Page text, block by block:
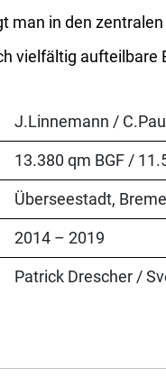
man in den
vielfältig aufteilbare
J.Linnemann /
13.380 qm BGF /
Überseestadt,
2014 – 2019
Patrick Drescher /